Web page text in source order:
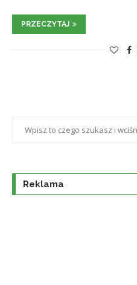
PRZECZYTAJ
Reklama